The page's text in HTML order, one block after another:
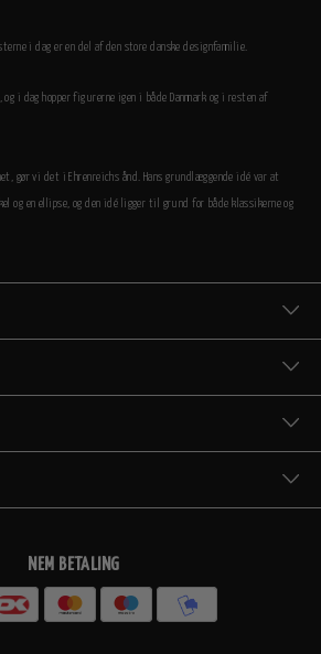
i dag er en del af den store danske designfamilie.
og i dag hopper figurerne igen i både Danmark og i resten af
gør vi det i Ehrenreichs ånd. Hans grundlæggende idé var at
og en ellipse, og den idé ligger til grund for både klassikerne og
NEM BETALING